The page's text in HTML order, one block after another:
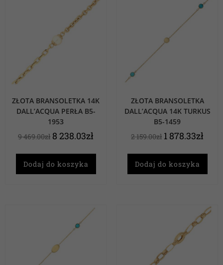
ZŁOTA BRANSOLETKA 14K
DALL’ACQUA PERŁA B5-
1953
9 469.00zł 8 238.03zł
Dodaj do koszyka
ZŁOTA BRANSOLETKA
DALL’ACQUA 14K TURKUS
B5-1459
2 159.00zł 1 878.33zł
Dodaj do koszyka